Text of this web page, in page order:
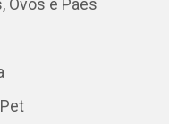
Ovos e Pães